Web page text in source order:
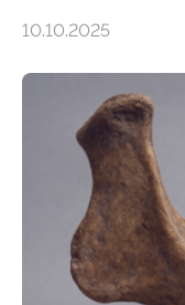
Vulkan? Was
erzeugt durch
Schlote einen Weg
Miriam Christina
Johannes
Team haben am
solche Tremore
nicht nur
10.10.2025